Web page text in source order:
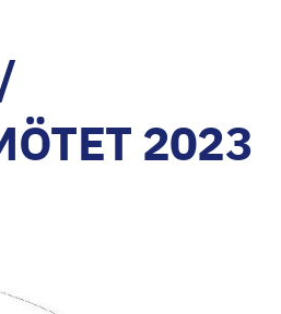
2023